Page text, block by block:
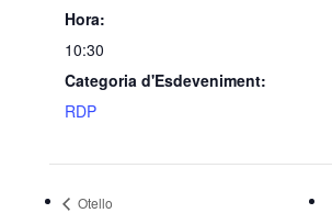
Hora:
10:30
Categoria d'Esdeveniment:
RDP
Otello